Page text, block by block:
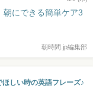
朝にできる簡単ケア3
朝時間.jp編集部
ほしい時の英語フレーズ♪